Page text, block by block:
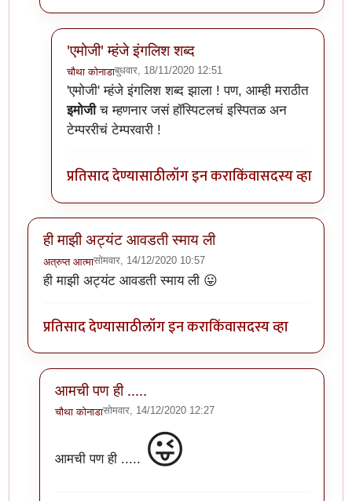
'एमोजी' म्हंजे इंगलिश शब्द
चौथा कोनाडाबुधवार, 18/11/2020 12:51
In reply to@नचिकेत जवखेडकरbyटर्मीनेटर
'एमोजी' म्हंजे इंगलिश शब्द झाला ! पण, आम्ही मराठीत
इमोजीच म्हणनार जसं हॉस्पिटलचं इस्पितळ अन
टेम्पररीचं टेम्परवारी !
प्रतिसाद देण्यासाठीलॉग इन कराकिंवासदस्य व्हा
ही माझी अट्यंट आवडती स्माय ली
अत्रुप्त आत्मासोमवार, 14/12/2020 10:57
ही माझी अट्यंट आवडती स्माय ली 😛
प्रतिसाद देण्यासाठीलॉग इन कराकिंवासदस्य व्हा
आमची पण ही .....
चौथा कोनाडासोमवार, 14/12/2020 12:27
ही माझी अट्यंट आवडती स्माय ली
आमची पण ही ..... 😜